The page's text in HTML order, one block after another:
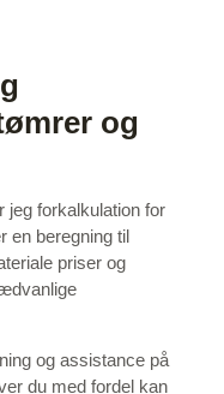
og
jeg forkalkulation for
en beregning til
priser og
og assistance på
du med fordel kan